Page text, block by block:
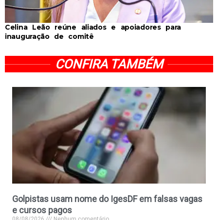
Celina Leão reúne aliados e apoiadores para
inauguração de comitê
CONFIRA TAMBÉM
Golpistas usam nome do IgesDF em falsas vagas
e cursos pagos